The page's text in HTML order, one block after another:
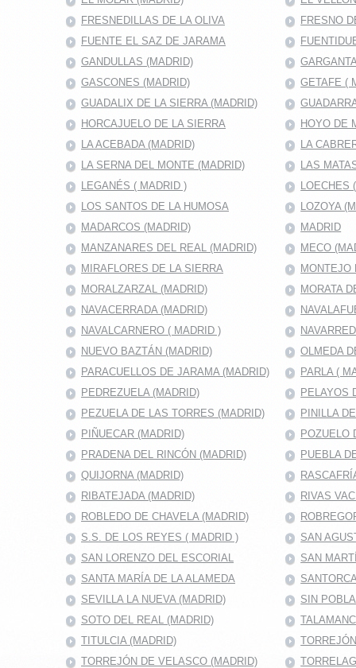
FRESNEDILLAS DE LA OLIVA
FRESNO
FUENTE EL SAZ DE JARAMA
GANDULLAS (MADRID)
GASCONES (MADRID)
GETAFE (
GUADALIX DE LA SIERRA (MADRID)
HORCAJUELO DE LA SIERRA
HOYO DE
LA ACEBADA (MADRID)
LA
LA SERNA DEL MONTE (MADRID)
LAS
LEGANÉS ( MADRID )
LOECHES
LOS SANTOS DE LA HUMOSA
LOZOYA
MADARCOS (MADRID)
MADRID
MANZANARES DEL REAL (MADRID)
MECO
MIRAFLORES DE LA SIERRA
MONTEJO
MORALZARZAL (MADRID)
MORATA
NAVACERRADA (MADRID)
NAVALCARNERO ( MADRID )
NUEVO BAZTÁN (MADRID)
OLMEDA
PARACUELLOS DE JARAMA (MADRID)
PARLA (
PEDREZUELA (MADRID)
PELAYOS
PEZUELA DE LAS TORRES (MADRID)
PINILLA
PIÑUECAR (MADRID)
POZUELO
PRADENA DEL RINCÓN (MADRID)
PUEBLA
QUIJORNA (MADRID)
RIBATEJADA (MADRID)
RIVAS
ROBLEDO DE CHAVELA (MADRID)
S.S. DE LOS REYES ( MADRID )
SAN
SAN LORENZO DEL ESCORIAL
SAN
SANTA MARÍA DE LA ALAMEDA
SEVILLA LA NUEVA (MADRID)
SIN
SOTO DEL REAL (MADRID)
TITULCIA (MADRID)
TORREJÓN DE VELASCO (MADRID)